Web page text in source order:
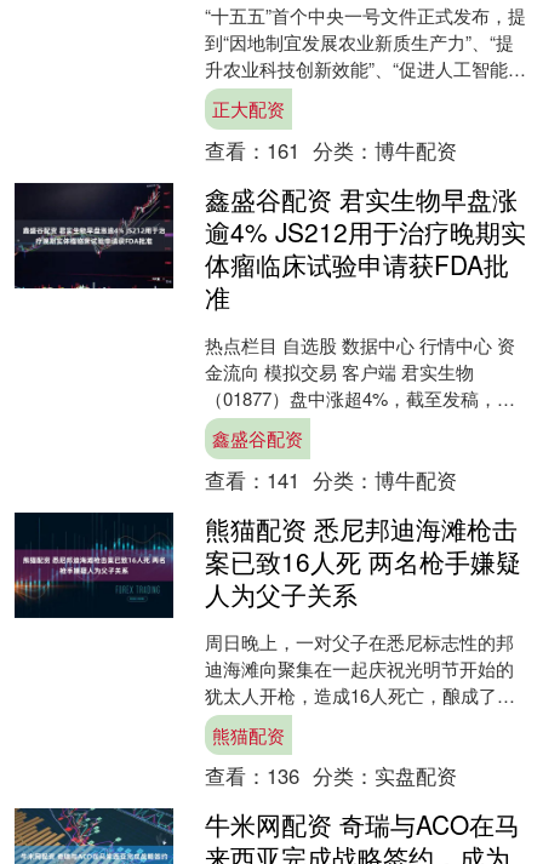
“十五五”首个中央一号文件正式发布，提
到“因地制宜发展农业新质生产力”、“提
升农业科技创新效能”、“促进人工智能与
农业发展相结合”等。乘上AI东风，农业
股配置机....
正大配资
查看： 161 分类： 博牛配资
鑫盛谷配资 君实生物早盘涨
逾4% JS212用于治疗晚期实
体瘤临床试验申请获FDA批
准
热点栏目 自选股 数据中心 行情中心 资
金流向 模拟交易 客户端 君实生物
（01877）盘中涨超4%，截至发稿，股
价上涨3.75%，报24.90港元，成交额
50....
鑫盛谷配资
查看： 141 分类： 博牛配资
熊猫配资 悉尼邦迪海滩枪击
案已致16人死 两名枪手嫌疑
人为父子关系
周日晚上，一对父子在悉尼标志性的邦
迪海滩向聚集在一起庆祝光明节开始的
犹太人开枪，造成16人死亡，酿成了澳
大利亚史上最致命的恐怖袭击事件。 新
南威尔士州警察局长M....
熊猫配资
查看： 136 分类： 实盘配资
牛米网配资 奇瑞与ACO在马